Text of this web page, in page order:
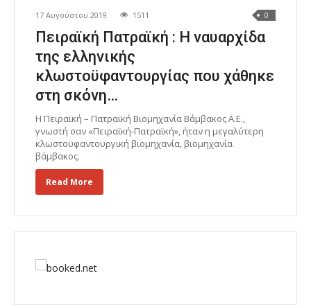
17 Αυγούστου 2019 1511 0
Πειραϊκή Πατραϊκή : Η ναυαρχίδα
της ελληνικής
κλωστοϋφαντουργίας που χάθηκε
στη σκόνη…
Η Πειραϊκή – Πατραϊκή Βιομηχανία Βάμβακος Α.Ε.,
γνωστή σαν «Πειραϊκή-Πατραϊκή», ήταν η μεγαλύτερη
κλωστοϋφαντουργική βιομηχανία, βιομηχανία
βάμβακος.
Read More